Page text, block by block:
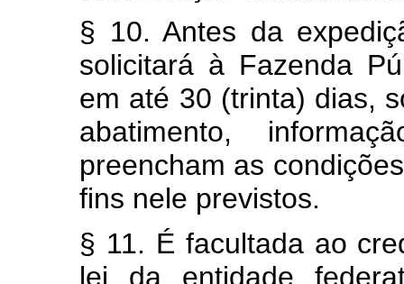
§ 10. Antes da
solicitará à Fazenda
em até 30 (trinta) dias,
abatimento,
preencham as
fins nele previstos.
§ 11. É facultada ao
lei da entidade